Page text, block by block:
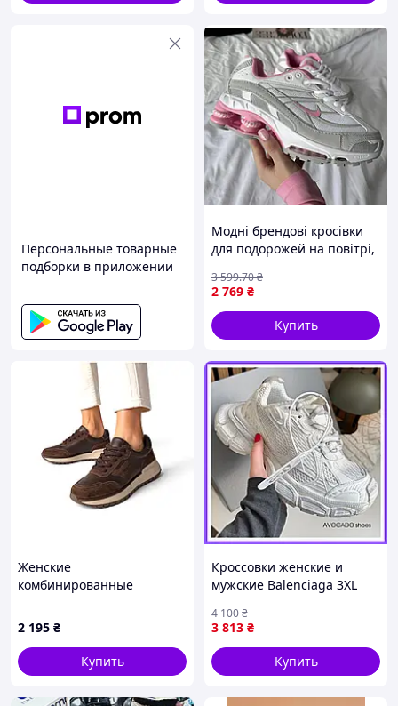
Персональные товарные
подборки в приложении
Модні брендові кросівки
для подорожей на повітрі,
2 769 ₴
3 599.70₴
Купить
Женские
комбинированные
(26Z2D5150-1 Brown),
Коричневый
2 195 ₴
Купить
Кроссовки женские и
мужские Balenciaga 3XL
Баленсиага 3ХЛ белые
3 813 ₴
4 100₴
Купить